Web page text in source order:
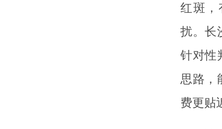
红斑，
扰。长
针对性
思路，
费更贴